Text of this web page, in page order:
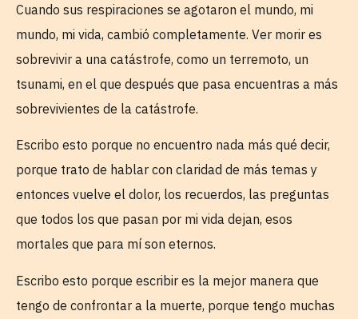
Cuando sus respiraciones se agotaron el mundo, mi
mundo, mi vida, cambió completamente. Ver morir es
sobrevivir a una catástrofe, como un terremoto, un
tsunami, en el que después que pasa encuentras a más
sobrevivientes de la catástrofe.
Escribo esto porque no encuentro nada más qué decir,
porque trato de hablar con claridad de más temas y
entonces vuelve el dolor, los recuerdos, las preguntas
que todos los que pasan por mi vida dejan, esos
mortales que para mí son eternos.
Escribo esto porque escribir es la mejor manera que
tengo de confrontar a la muerte, porque tengo muchas